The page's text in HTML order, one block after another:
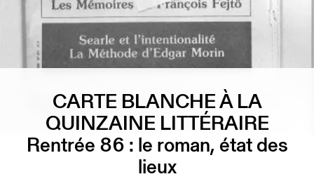
CARTE BLANCHE À LA
QUINZAINE LITTÉRAIRE
Rentrée 86 : le roman, état des
lieux